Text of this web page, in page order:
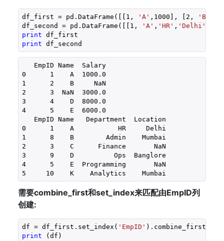
df_first = pd.DataFrame([[ 1 , 'A' , 1000 ], [ 2 , 'B'
df_second = pd.DataFrame([[ 1 , 'A' , 'HR' , 'Delhi'
print
print df_second
   EmpID Name  Salary
0      1    A  1000.0
1      2    B     NaN
2      3  NaN  3000.0
3      4    D  8000.0
4      5    E  6000.0
   EmpID Name   Department  Location
0      1    A           HR     Delhi
1      8    B        Admin    Mumbai
2      3    C      Finance       NaN
3      9    D          Ops  Banglore
4      5    E  Programming       NaN
5     10    K    Analytics    Mumbai
需要combine_first和set_index来匹配由EmpID列
创建:
df = df_first.set_index( 'EmpID'
print (df)